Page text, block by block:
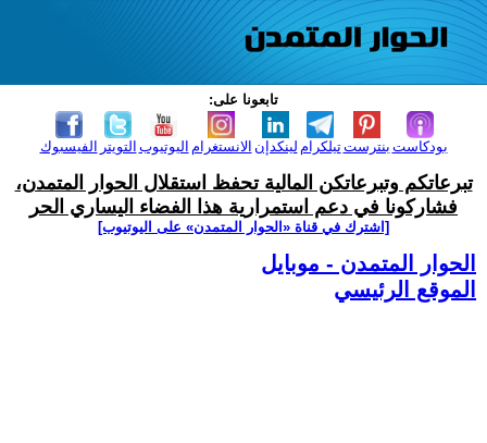
تابعونا على:
الفيسبوك التويتر اليوتيوب الانستغرام لينكدإن تيلكرامبنترست بودكاست
تبرعاتكم وتبرعاتكن المالية تحفظ استقلال الحوار المتمدن،
فشاركونا في دعم استمرارية هذا الفضاء اليساري الحر
[اشترك في قناة ‫«الحوار المتمدن» على اليوتيوب]
الحوار المتمدن - موبايل
الموقع الرئيسي